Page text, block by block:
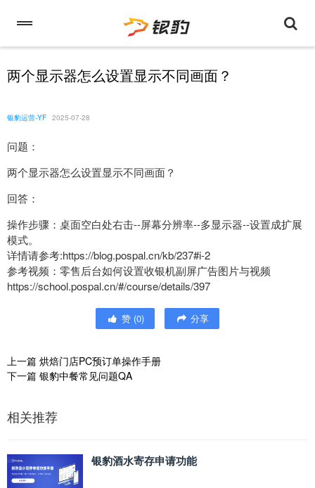
两个显示器怎么设置显示不同画面？
银豹运营-YF 2025-07-28
问题：
两个显示器怎么设置显示不同画面？
回答：
操作步骤：桌面空白处右击--屏幕分辨率--多显示器--设置成扩展
模式。
详情请参考:https://blog.pospal.cn/kb/237#i-2
参考视频：零售后台如何设置收银机副屏广告图片与视频
https://school.pospal.cn/#/course/details/397
赞 (0) 分享
上一篇 烘焙门店PC预订单操作手册
下一篇 银豹中餐常见问题QA
相关推荐
银豹酒水寄存申请功能